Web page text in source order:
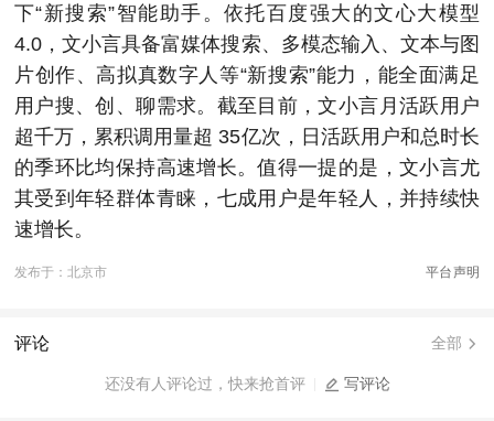
下“新搜索”智能助手。依托百度强大的文心大模型
4.0，文小言具备富媒体搜索、多模态输入、文本与图
片创作、高拟真数字人等“新搜索”能力，能全面满足
用户搜、创、聊需求。截至目前，文小言月活跃用户
超千万，累积调用量超 35亿次，日活跃用户和总时长
的季环比均保持高速增长。值得一提的是，文小言尤
其受到年轻群体青睐，七成用户是年轻人，并持续快
速增长。
发布于：北京市 平台声明
评论 全部
还没有人评论过，快来抢首评 写评论